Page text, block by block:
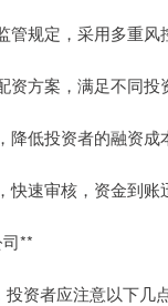
规定，采用多重风
方案，满足不同投
低投资者的融资成
速审核，资金到账
**
资者应注意以下几